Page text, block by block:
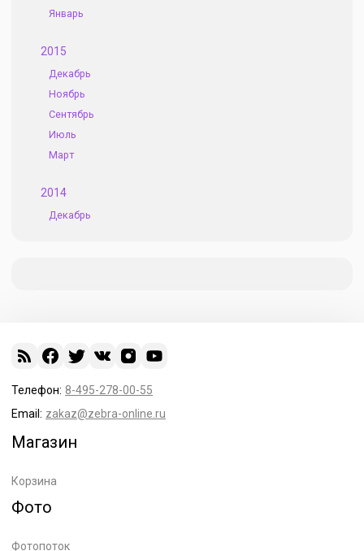
Январь
2015
Декабрь
Ноябрь
Сентябрь
Июль
Март
2014
Декабрь
Телефон: 8-495-278-00-55
Email: zakaz@zebra-online.ru
Магазин
Корзина
Фото
Фотопоток